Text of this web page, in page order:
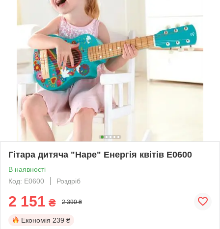
Гітара дитяча "Hape" Енергія квітів E0600
В наявності
Код: E0600
Роздріб
2 151 ₴ 2 390 ₴
Економія 239 ₴